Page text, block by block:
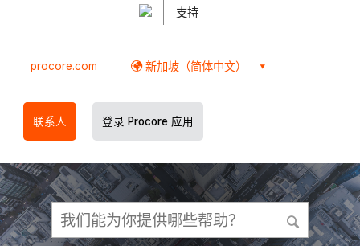
支持
procore.com 新加坡（简体中文）
联系人 登录 Procore 应用